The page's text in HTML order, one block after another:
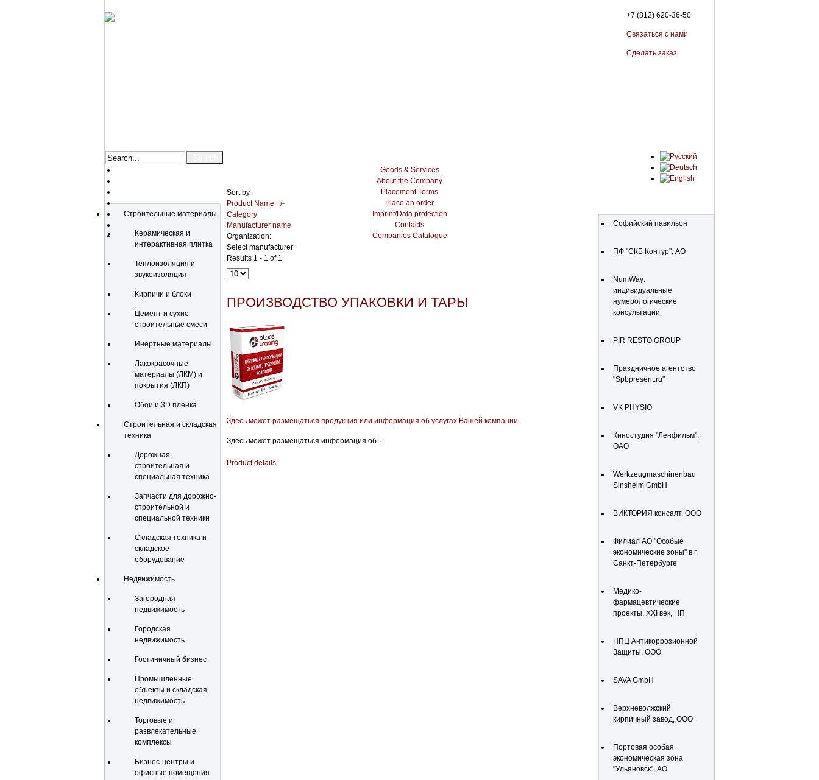
+7 (812) 620-36-50
Связаться с нами
Сделать заказ
Goods & Services
About the Company
Placement Terms
Place an order
Imprint/Data protection
Contacts
Companies Catalogue
Строительные материалы
Керамическая и
интерактивная плитка
Теплоизоляция и
звукоизоляция
Кирпичи и блоки
Цемент и сухие
строительные смеси
Инертные материалы
Лакокрасочные
материалы (ЛКМ) и
покрытия (ЛКП)
Обои и 3D пленка
Строительная и складская
техника
Дорожная,
строительная и
специальная техника
Запчасти для дорожно-
строительной и
специальной техники
Складская техника и
складское
оборудование
Недвижимость
Загородная
недвижимость
Городская
недвижимость
Гостиничный бизнес
Промышленные
объекты и складская
недвижимость
Торговые и
развлекательные
комплексы
Бизнес-центры и
офисные помещения
Sort by
Product Name +/-
Category
Manufacturer name
Organization:
Select manufacturer
Results 1 - 1 of 1
ПРОИЗВОДСТВО УПАКОВКИ И ТАРЫ
Здесь может размещаться продукция или информация об услугах Вашей компании
Здесь может размещаться информация об...
Product details
Софийский павильон
ПФ "СКБ Контур", АО
NumWay:
индивидуальные
нумерологические
консультации
PIR RESTO GROUP
Праздничное агентство
"Spbpresent.ru"
VK PHYSIO
Киностудия "Ленфильм",
ОАО
Werkzeugmaschinenbau
Sinsheim GmbH
ВИКТОРИЯ консалт, ООО
Филиал АО "Особые
экономические зоны" в г.
Санкт-Петербурге
Медико-
фармацевтические
проекты. XXI век, НП
НПЦ Антикоррозионной
Защиты, ООО
SAVA GmbH
Верхневолжский
кирпичный завод, ООО
Портовая особая
экономическая зона
"Ульяновск", АО